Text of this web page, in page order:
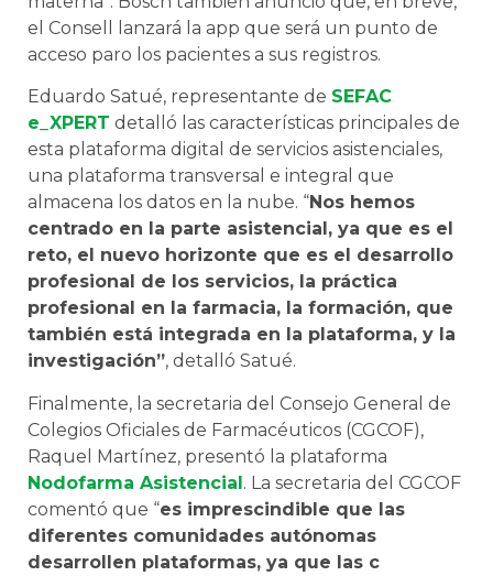
el Consell lanzará la app que será un punto de
acceso paro los pacientes a sus registros.
Eduardo Satué, representante de SEFAC
e_XPERT detalló las características principales de
esta plataforma digital de servicios asistenciales,
una plataforma transversal e integral que
almacena los datos en la nube. “Nos hemos
centrado en la parte asistencial, ya que es el
reto, el nuevo horizonte que es el desarrollo
profesional de los servicios, la práctica
profesional en la farmacia, la formación, que
también está integrada en la plataforma, y la
investigación”, detalló Satué.
Finalmente, la secretaria del Consejo General de
Colegios Oficiales de Farmacéuticos (CGCOF),
Raquel Martínez, presentó la plataforma
Nodofarma Asistencial. La secretaria del CGCOF
comentó que “es imprescindible que las
diferentes comunidades autónomas
desarrollen plataformas, ya que las c